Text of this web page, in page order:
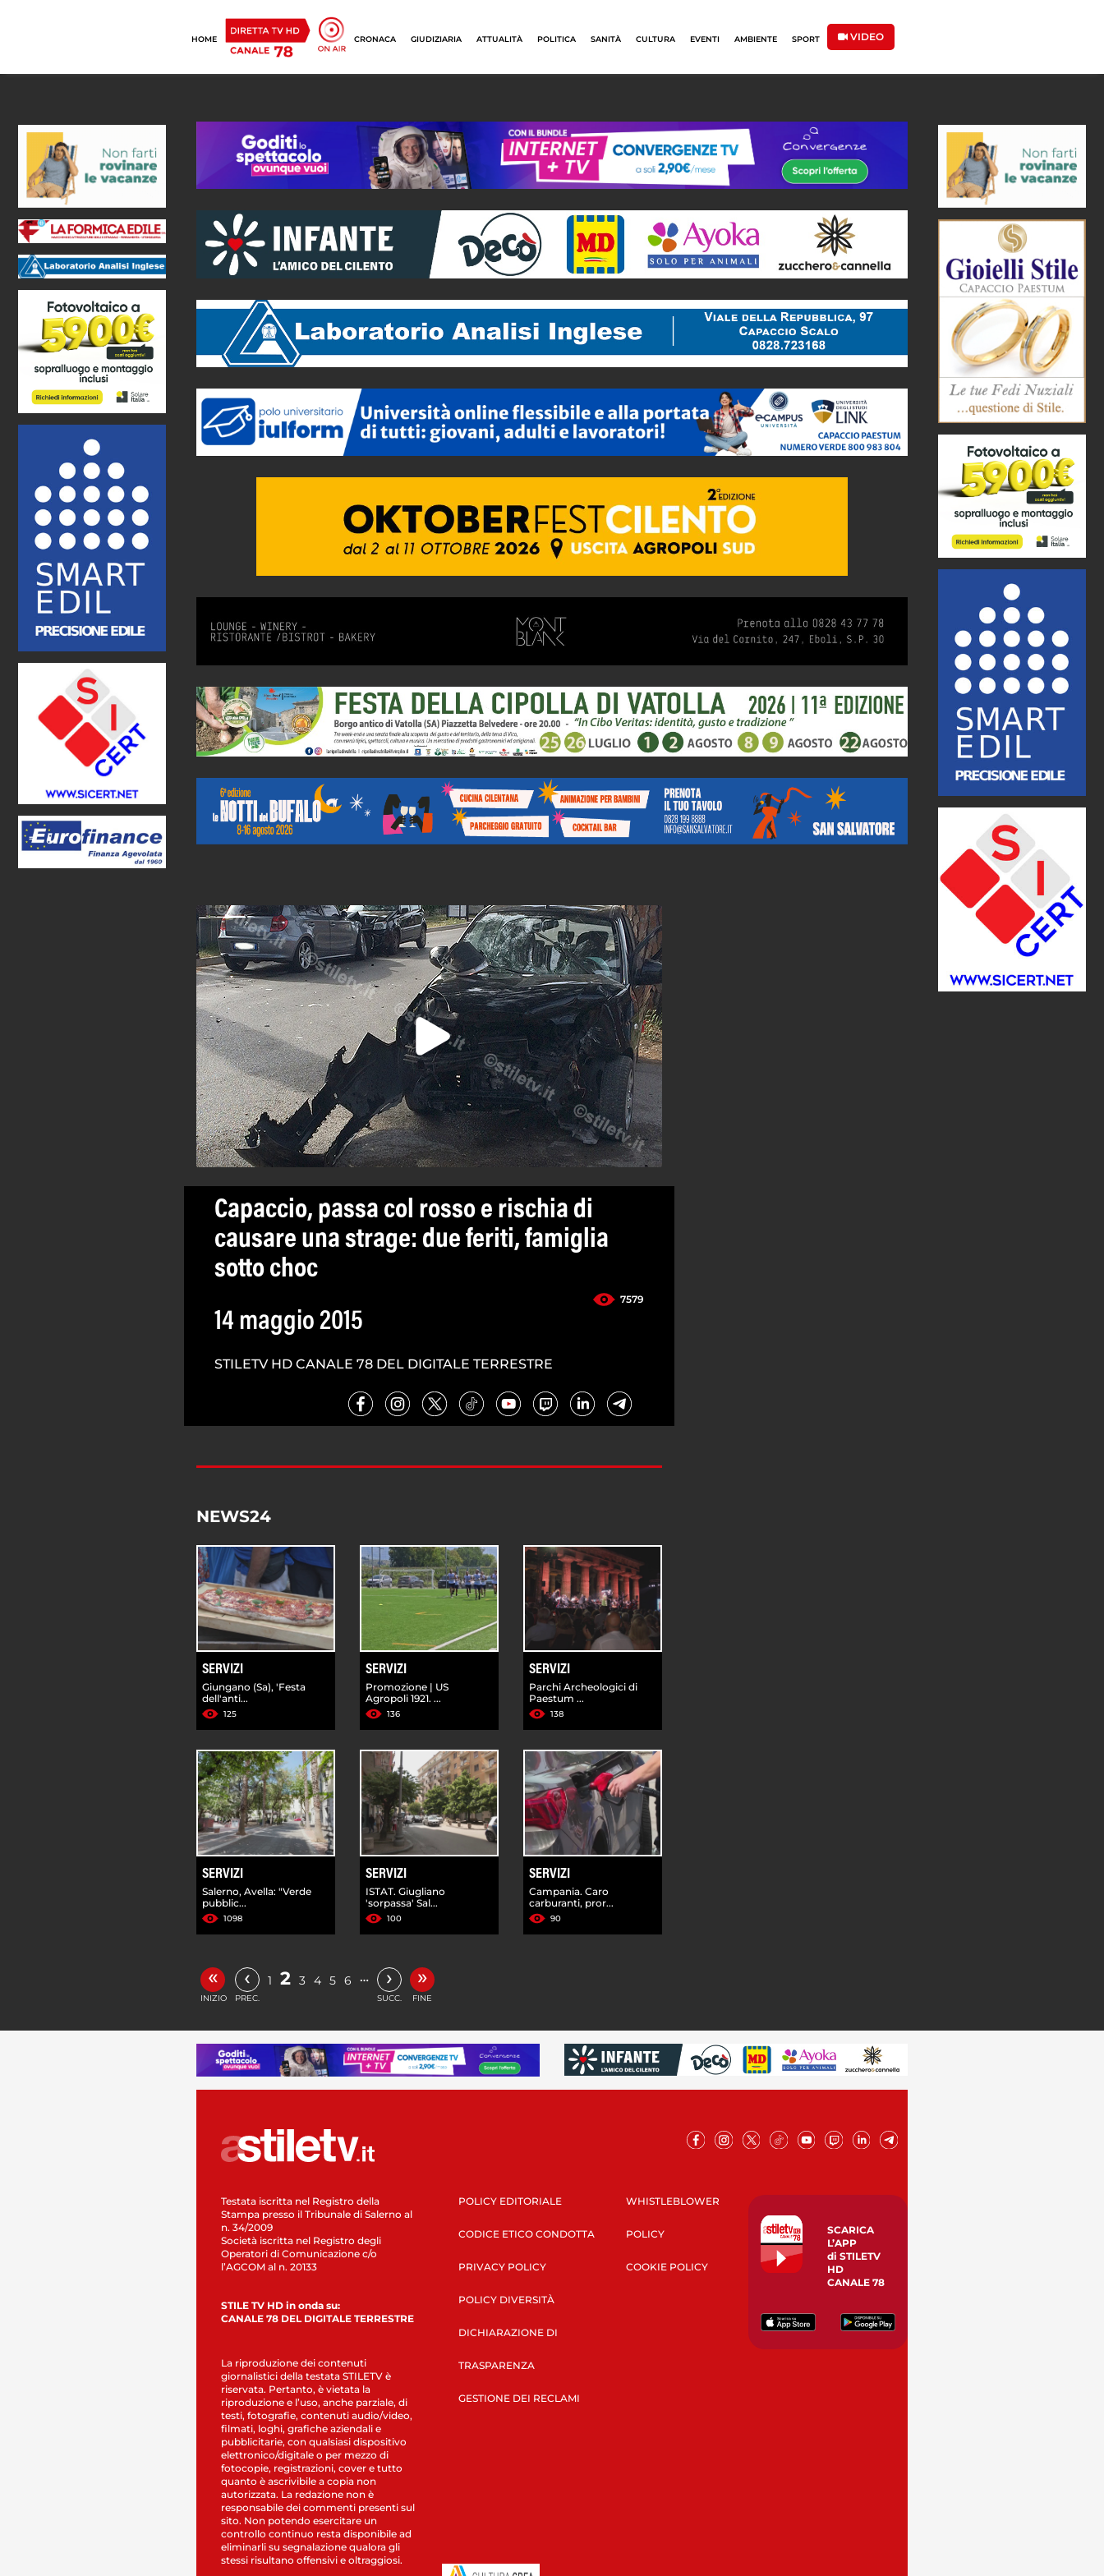
HOME CRONACA GIUDIZIARIA ATTUALITÀ POLITICA SANITÀ CULTURA EVENTI AMBIENTE SPORT VIDEO
Capaccio, passa col rosso e rischia di
causare una strage: due feriti, famiglia
sotto choc
7579
14 maggio 2015
STILETV HD CANALE 78 DEL DIGITALE TERRESTRE
NEWS24
SERVIZI
Giungano (Sa), 'Festa
dell'anti...
125
SERVIZI
Promozione | US
Agropoli 1921. ...
136
SERVIZI
Parchi Archeologici di
Paestum ...
138
SERVIZI
Salerno, Avella: "Verde
pubblic...
1098
SERVIZI
ISTAT. Giugliano
'sorpassa' Sal...
100
SERVIZI
Campania. Caro
carburanti, pror...
90
«
INIZIO
‹
PREC.
1 2 3 4 5 6 … ›
SUCC.
»
FINE
Testata iscritta nel Registro della
Stampa presso il Tribunale di Salerno al
n. 34/2009
Società iscritta nel Registro degli
Operatori di Comunicazione c/o
l’AGCOM al n. 20133
STILE TV HD in onda su:
CANALE 78 DEL DIGITALE TERRESTRE
La riproduzione dei contenuti
giornalistici della testata STILETV è
riservata. Pertanto, è vietata la
riproduzione e l’uso, anche parziale, di
testi, fotografie, contenuti audio/video,
filmati, loghi, grafiche aziendali e
pubblicitarie, con qualsiasi dispositivo
elettronico/digitale o per mezzo di
fotocopie, registrazioni, cover e tutto
quanto è ascrivibile a copia non
autorizzata. La redazione non è
responsabile dei commenti presenti sul
sito. Non potendo esercitare un
controllo continuo resta disponibile ad
eliminarli su segnalazione qualora gli
stessi risultano offensivi e oltraggiosi.
POLICY EDITORIALE
CODICE ETICO CONDOTTA
PRIVACY POLICY
POLICY DIVERSITÀ
DICHIARAZIONE DI
TRASPARENZA
GESTIONE DEI RECLAMI
WHISTLEBLOWER
POLICY
COOKIE POLICY
SCARICA
L’APP
di STILETV
HD
CANALE 78